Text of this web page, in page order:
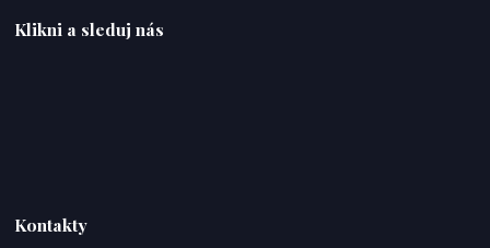
Klikni a sleduj nás
Kontakty